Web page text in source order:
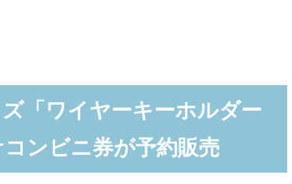
「ワイヤーキーホルダー
ンビニ券が予約販売